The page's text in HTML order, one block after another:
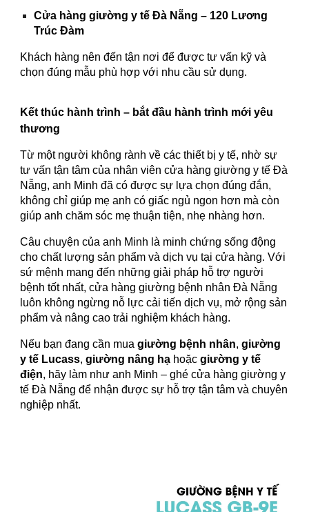
Cửa hàng giường y tế Đà Nẵng – 120 Lương
Trúc Đàm
Khách hàng nên đến tận nơi để được tư vấn kỹ và
chọn đúng mẫu phù hợp với nhu cầu sử dụng.
Kết thúc hành trình – bắt đầu hành trình mới yêu
thương
Từ một người không rành về các thiết bị y tế, nhờ sự
tư vấn tận tâm của nhân viên cửa hàng giường y tế Đà
Nẵng, anh Minh đã có được sự lựa chọn đúng đắn,
không chỉ giúp mẹ anh có giấc ngủ ngon hơn mà còn
giúp anh chăm sóc mẹ thuận tiện, nhẹ nhàng hơn.
Câu chuyện của anh Minh là minh chứng sống động
cho chất lượng sản phẩm và dịch vụ tại cửa hàng. Với
sứ mệnh mang đến những giải pháp hỗ trợ người
bệnh tốt nhất, cửa hàng giường bệnh nhân Đà Nẵng
luôn không ngừng nỗ lực cải tiến dịch vụ, mở rộng sản
phẩm và nâng cao trải nghiệm khách hàng.
Nếu bạn đang cần muagiường bệnh nhân,giường
y tế Lucass,giường nâng hạ hoặcgiường y tế
điện, hãy làm như anh Minh – ghé cửa hàng giường y
tế Đà Nẵng để nhận được sự hỗ trợ tận tâm và chuyên
nghiệp nhất.